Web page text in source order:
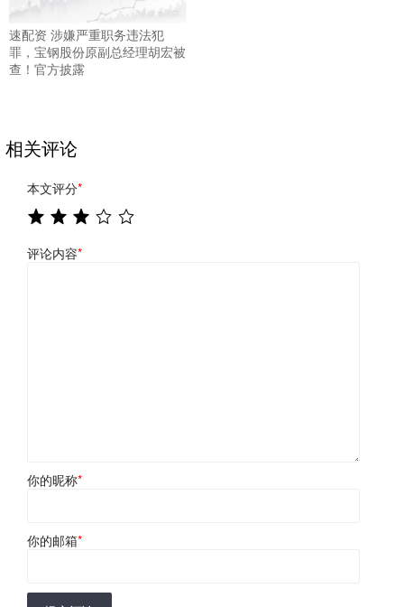
速配资 涉嫌严重职务违法犯
罪，宝钢股份原副总经理胡宏被
查！官方披露
相关评论
本文评分*
评论内容*
你的昵称*
你的邮箱*